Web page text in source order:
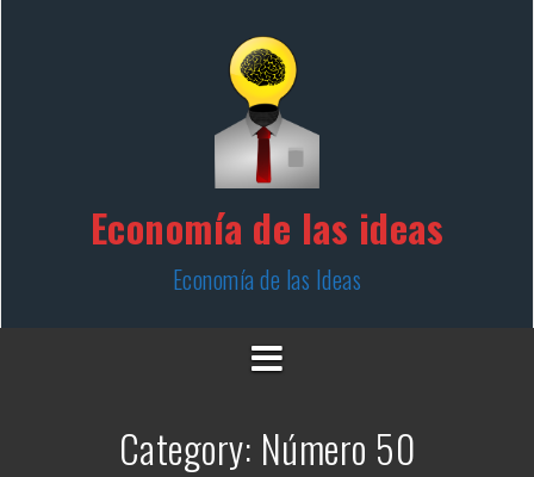
Economía de las ideas
Economía de las Ideas
Category: Número 50